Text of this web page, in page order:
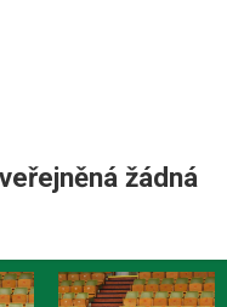
žádná